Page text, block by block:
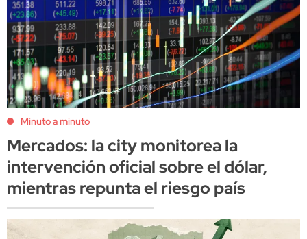
Minuto a minuto
Mercados: la city monitorea la
intervención oficial sobre el dólar,
mientras repunta el riesgo país